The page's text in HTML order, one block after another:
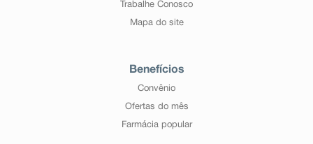
Trabalhe Conosco
Mapa do site
Benefícios
Convênio
Ofertas do mês
Farmácia popular